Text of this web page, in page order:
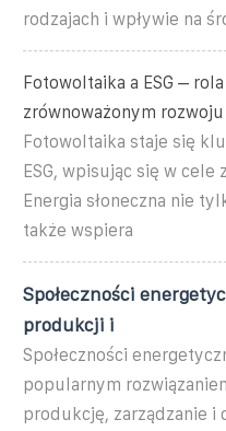
rodzajach i wpływie na
Fotowoltaika a ESG –
zrównoważonym rozwoju
Fotowoltaika staje się
ESG, wpisując się w
Energia słoneczna nie
także wspiera
Społeczności
produkcji i
Społeczności
popularnym
produkcję, zarządzanie i